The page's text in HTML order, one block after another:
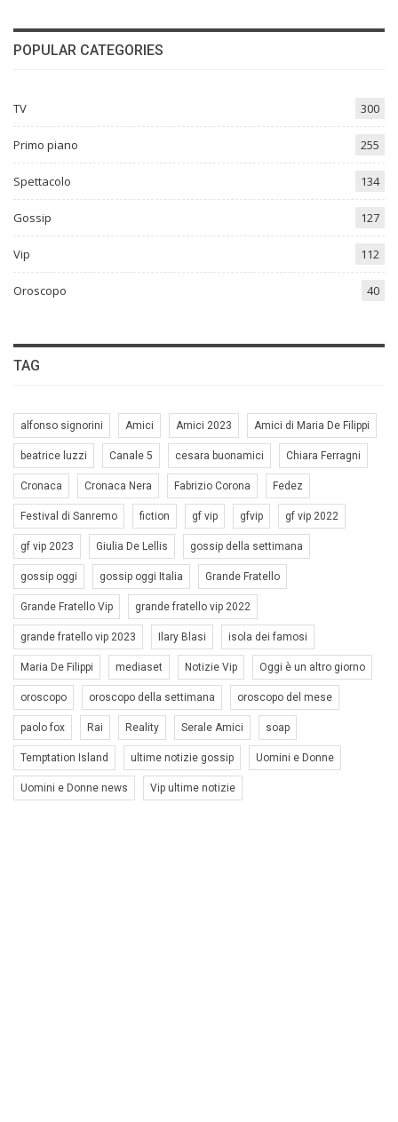
POPULAR CATEGORIES
TV 300
Primo piano 255
Spettacolo 134
Gossip 127
Vip 112
Oroscopo 40
TAG
alfonso signorini Amici Amici 2023 Amici di Maria De Filippi
beatrice luzzi Canale 5 cesara buonamici Chiara Ferragni
Cronaca Cronaca Nera Fabrizio Corona Fedez
Festival di Sanremo fiction gf vip gfvip gf vip 2022
gf vip 2023 Giulia De Lellis gossip della settimana
gossip oggi gossip oggi Italia Grande Fratello
Grande Fratello Vip grande fratello vip 2022
grande fratello vip 2023 Ilary Blasi isola dei famosi
Maria De Filippi mediaset Notizie Vip Oggi è un altro giorno
oroscopo oroscopo della settimana oroscopo del mese
paolo fox Rai Reality Serale Amici soap
Temptation Island ultime notizie gossip Uomini e Donne
Uomini e Donne news Vip ultime notizie